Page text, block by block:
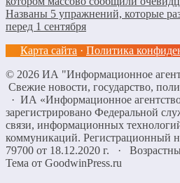
Названы 5 упражнений, которые
перед 1 сентября
Карта сайта · Политика
© 2026 ИА "Информационное
Свежие новости, государство,
· ИА «Информационное
зарегистрировано Федеральной
связи, информационных
коммуникаций.
79700 от 18.12.2020 г. ·
Тема от GoodwinPress.ru